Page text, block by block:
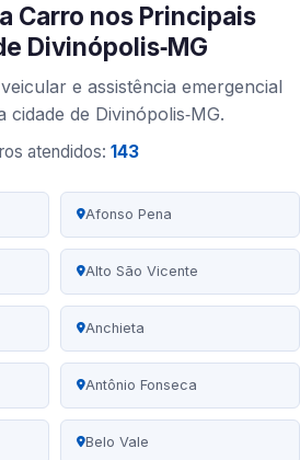
Carro nos Principais
Divinópolis‑MG
e assistência emergencial
cidade de Divinópolis‑MG.
atendidos: 143
Afonso Pena
Alto São Vicente
Anchieta
Antônio Fonseca
Belo Vale